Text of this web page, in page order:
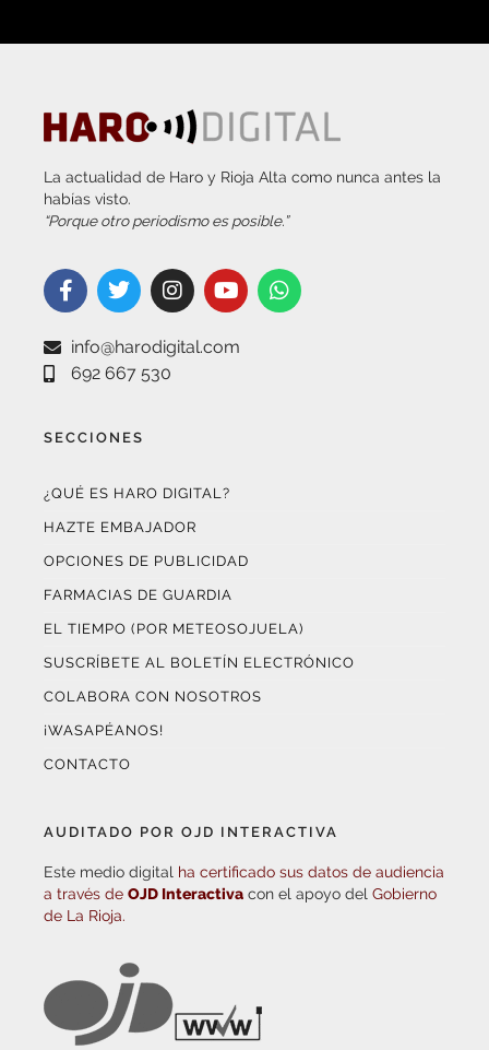
La actualidad de Haro y Rioja Alta como nunca antes la
habías visto.
“Porque otro periodismo es posible.”
info@harodigital.com
692 667 530
SECCIONES
¿QUÉ ES HARO DIGITAL?
HAZTE EMBAJADOR
OPCIONES DE PUBLICIDAD
FARMACIAS DE GUARDIA
EL TIEMPO (POR METEOSOJUELA)
SUSCRÍBETE AL BOLETÍN ELECTRÓNICO
COLABORA CON NOSOTROS
¡WASAPÉANOS!
CONTACTO
AUDITADO POR OJD INTERACTIVA
Este medio digital ha certificado sus datos de audiencia
a través de OJD Interactiva con el apoyo del Gobierno
de La Rioja.